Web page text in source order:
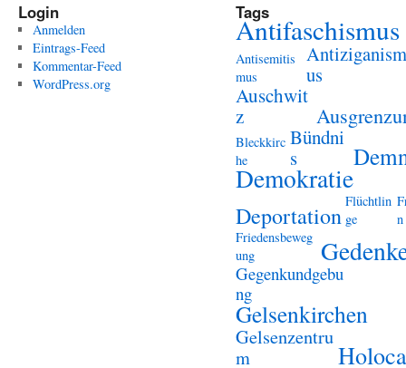
Login
Anmelden
Eintrags-Feed
Kommentar-Feed
WordPress.org
Tags
Antifaschismus
Antisemitis
mus
Antiziganism
us
Auschwit
z
Bleckkirc
he
Bündni
s
Demokratie
Deportation
Flüchtlin
ge
n
Friedensbeweg
ung
Gegenkundgebu
ng
Gelsenkirchen
Gelsenzentru
m